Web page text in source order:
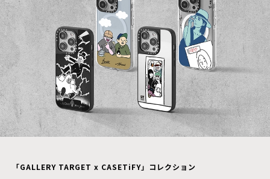
「GALLERY TARGET x CASETiFY」コレクション